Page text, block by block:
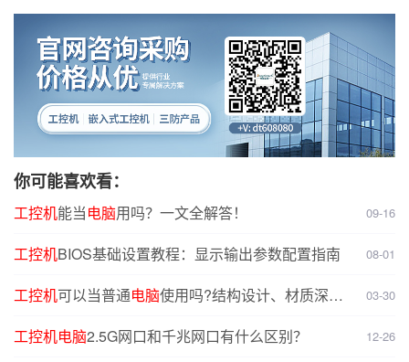
你可能喜欢看：
工控机能当电脑用吗？一文全解答！ 09-16
工控机BIOS基础设置教程：显示输出参数配置指南 08-01
工控机可以当普通电脑使用吗?结构设计、材质深度
03-30
工控机电脑2.5G网口和千兆网口有什么区别？ 12-26